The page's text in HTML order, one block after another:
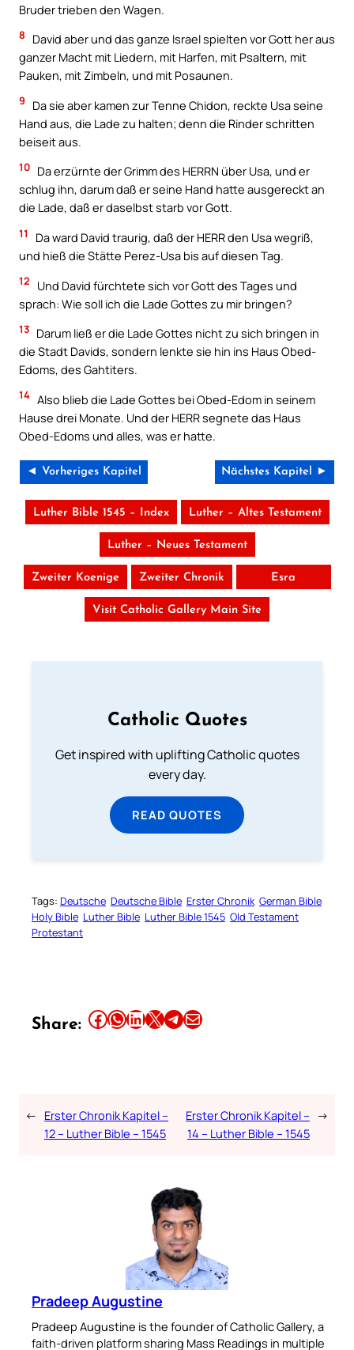
Bruder trieben den Wagen.
8
David aber und das ganze Israel spielten vor Gott her aus
ganzer Macht mit Liedern, mit Harfen, mit Psaltern, mit
Pauken, mit Zimbeln, und mit Posaunen.
9
Da sie aber kamen zur Tenne Chidon, reckte Usa seine
Hand aus, die Lade zu halten; denn die Rinder schritten
beiseit aus.
10 Da erzürnte der Grimm des HERRN über Usa, und er
schlug ihn, darum daß er seine Hand hatte ausgereckt an
die Lade, daß er daselbst starb vor Gott.
11
Da ward David traurig, daß der HERR den Usa wegriß,
und hieß die Stätte Perez-Usa bis auf diesen Tag.
12
Und David fürchtete sich vor Gott des Tages und
sprach: Wie soll ich die Lade Gottes zu mir bringen?
13 Darum ließ er die Lade Gottes nicht zu sich bringen in
die Stadt Davids, sondern lenkte sie hin ins Haus Obed-
Edoms, des Gahtiters.
14 Also blieb die Lade Gottes bei Obed-Edom in seinem
Hause drei Monate. Und der HERR segnete das Haus
Obed-Edoms und alles, was er hatte.
◄ Vorheriges Kapitel Nächstes Kapitel ►
Luther Bible 1545 – Index Luther – Altes Testament
Luther – Neues Testament
Zweiter Koenige Zweiter Chronik Esra
Visit Catholic Gallery Main Site
Catholic Quotes
Get inspired with uplifting Catholic quotes
every day.
READ QUOTES
Tags: Deutsche Deutsche Bible Erster Chronik German Bible
Holy Bible Luther Bible Luther Bible 1545 Old Testament
Protestant
Share: Share this article on Facebook Share this article on WhatsApp Share this article on LinkedIn Share this article on X Share this article on TelegramEmail this Article
← Erster Chronik Kapitel –
12 – Luther Bible – 1545
Erster Chronik Kapitel –
14 – Luther Bible – 1545
→
Pradeep Augustine
Pradeep Augustine is the founder of Catholic Gallery, a
faith-driven platform sharing Mass Readings in multiple